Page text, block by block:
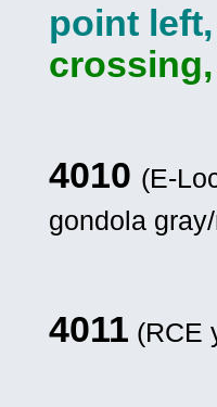
point
4010 (E-
gondola
4011